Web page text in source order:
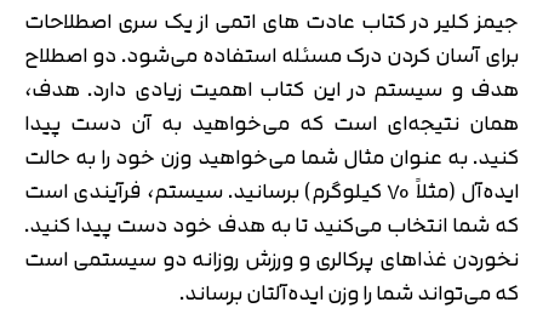
جیمز کلیر در کتاب عادت های اتمی از یک سری اصطلاحات
برای آسان کردن درک مسئله استفاده می‌شود. دو اصطلاح
هدف و سیستم در این کتاب اهمیت زیادی دارد. هدف،
همان نتیجه‌ای است که می‌خواهید به آن دست پیدا
کنید. به عنوان مثال شما می‌خواهید وزن خود را به حالت
ایده‌آل (مثلاً 70 کیلوگرم) برسانید. سیستم، فرآیندی است
که شما انتخاب می‌کنید تا به هدف خود دست پیدا کنید.
نخوردن غذاهای پرکالری و ورزش روزانه دو سیستمی است
که می‌تواند شما را وزن ایده‌آلتان برساند.